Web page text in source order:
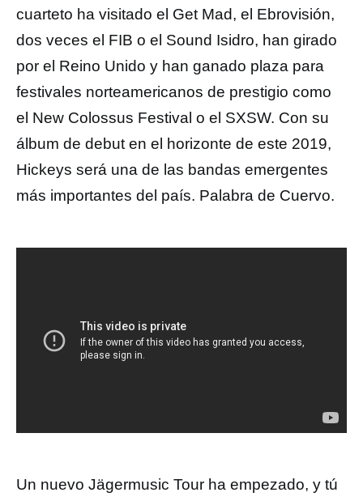
cuarteto ha visitado el Get Mad, el Ebrovisión,
dos veces el FIB o el Sound Isidro, han girado
por el Reino Unido y han ganado plaza para
festivales norteamericanos de prestigio como
el New Colossus Festival o el SXSW. Con su
álbum de debut en el horizonte de este 2019,
Hickeys será una de las bandas emergentes
más importantes del país. Palabra de Cuervo.
Un nuevo Jägermusic Tour ha empezado, y tú